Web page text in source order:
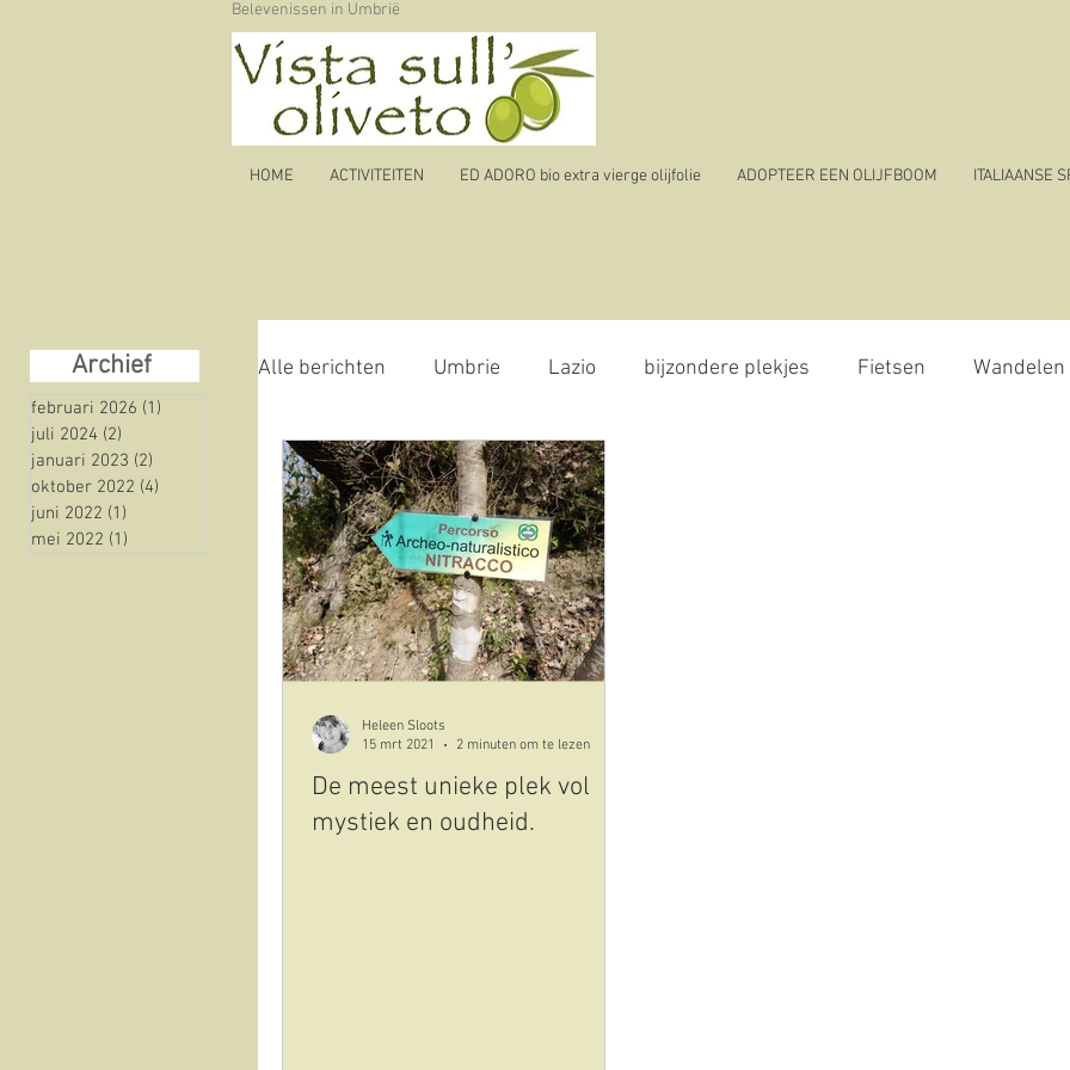
Belevenissen in Umbrië
HOME ACTIVITEITEN ED ADORO bio extra vierge olijfolie ADOPTEER EEN OLIJFBOOM ITALIAANSE
Archief
februari 2026 (1)
juli 2024 (2)
januari 2023 (2)
oktober 2022 (4)
juni 2022 (1)
mei 2022 (1)
Alle berichten Umbrie Lazio bijzondere plekjes Fietsen Wandelen
Autoroute olijfolie olijvenpluk
natuur historie cultuur
Vista sull'oliveto Covid-19-corona
De meest unieke plek vol
mystiek en oudheid.
Heleen Sloots
15 mrt 2021
2 minuten om te lezen